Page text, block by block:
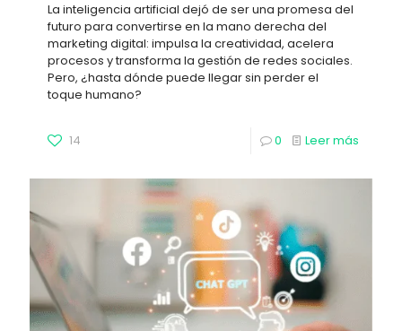
La inteligencia artificial dejó de ser una promesa del
futuro para convertirse en la mano derecha del
marketing digital: impulsa la creatividad, acelera
procesos y transforma la gestión de redes sociales.
Pero, ¿hasta dónde puede llegar sin perder el
toque humano?
14 0 Leer más